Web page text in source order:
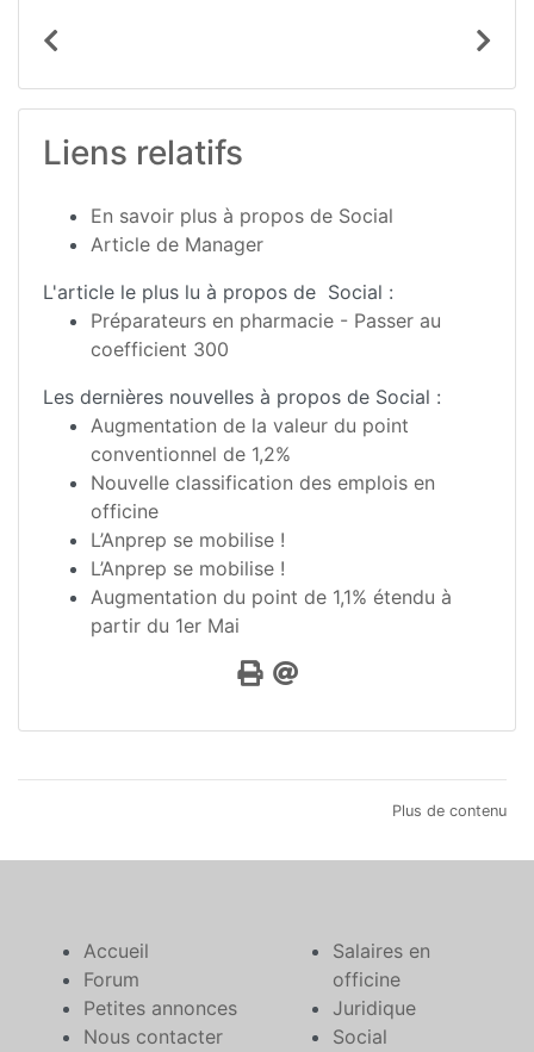
Liens relatifs
En savoir plus à propos de Social
Article de Manager
L'article le plus lu à propos de Social :
Préparateurs en pharmacie - Passer au
coefficient 300
Les dernières nouvelles à propos de Social :
Augmentation de la valeur du point
conventionnel de 1,2%
Nouvelle classification des emplois en
officine
L’Anprep se mobilise !
L’Anprep se mobilise !
Augmentation du point de 1,1% étendu à
partir du 1er Mai
Plus de contenu
Accueil
Forum
Petites annonces
Nous contacter
Salaires en
officine
Juridique
Social